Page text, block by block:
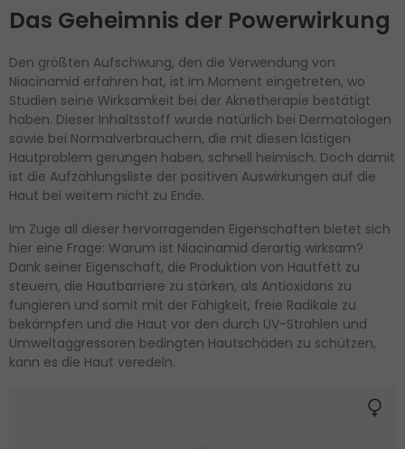
Das Geheimnis der Powerwirkung
Den größten Aufschwung, den die Verwendung von
Niacinamid erfahren hat, ist im Moment eingetreten, wo
Studien seine Wirksamkeit bei der Aknetherapie bestätigt
haben. Dieser Inhaltsstoff wurde natürlich bei Dermatologen
sowie bei Normalverbrauchern, die mit diesen lästigen
Hautproblem gerungen haben, schnell heimisch. Doch damit
ist die Aufzählungsliste der positiven Auswirkungen auf die
Haut bei weitem nicht zu Ende.
Im Zuge all dieser hervorragenden Eigenschaften bietet sich
hier eine Frage: Warum ist Niacinamid derartig wirksam?
Dank seiner Eigenschaft, die Produktion von Hautfett zu
steuern, die Hautbarriere zu stärken, als Antioxidans zu
fungieren und somit mit der Fähigkeit, freie Radikale zu
bekämpfen und die Haut vor den durch UV-Strahlen und
Umweltaggressoren bedingten Hautschäden zu schützen,
kann es die Haut veredeln.